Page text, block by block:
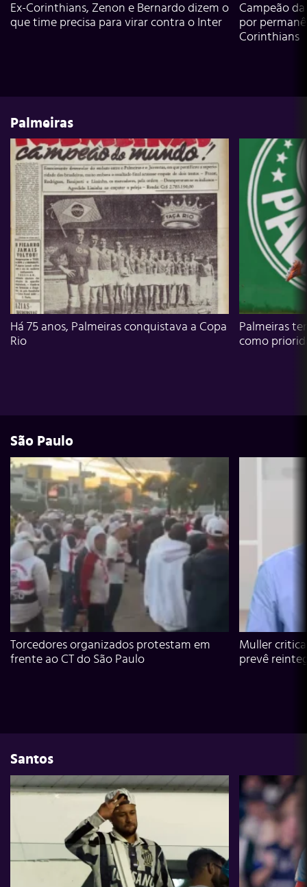
Ex-Corinthians, Zenon e Bernardo dizem o
que time precisa para virar contra o Inter
Campeão
por
Corinthians
Palmeiras
Há 75 anos, Palmeiras conquistava a Copa
Rio
Palmeiras
como
São Paulo
Torcedores organizados protestam em
frente ao CT do São Paulo
Muller
prevê
Santos